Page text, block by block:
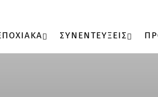
ΣΥΝΕΝΤΕΥΞΕΙΣ